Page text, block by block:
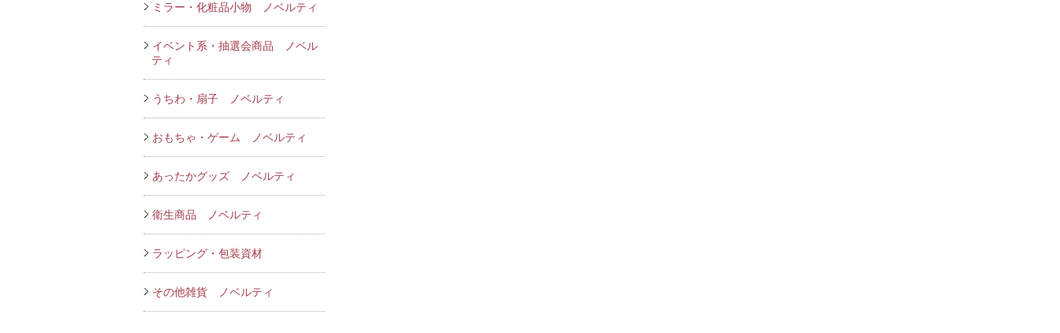
ミラー・化粧品小物 ノベルティ
イベント系・抽選会商品 ノベル
ティ
うちわ・扇子 ノベルティ
おもちゃ・ゲーム ノベルティ
あったかグッズ ノベルティ
衛生商品 ノベルティ
ラッピング・包装資材
その他雑貨 ノベルティ